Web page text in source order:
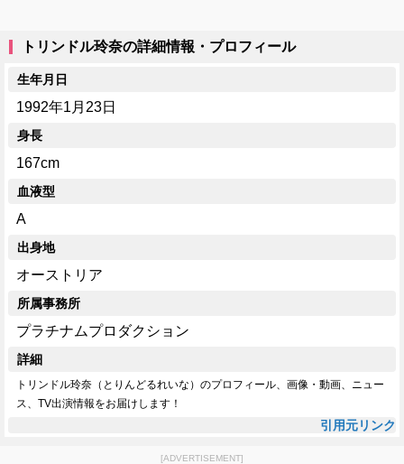
トリンドル玲奈の詳細情報・プロフィール
生年月日
1992年1月23日
身長
167cm
血液型
A
出身地
オーストリア
所属事務所
プラチナムプロダクション
詳細
トリンドル玲奈（とりんどるれいな）のプロフィール、画像・動画、ニュー
ス、TV出演情報をお届けします！
引用元リンク
[ADVERTISEMENT]